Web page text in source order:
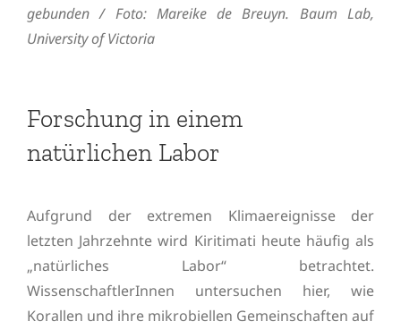
gebunden / Foto: Mareike de Breuyn. Baum Lab,
University of Victoria
Forschung in einem
natürlichen Labor
Aufgrund der extremen Klimaereignisse der
letzten Jahrzehnte wird Kiritimati heute häufig als
„natürliches Labor“ betrachtet.
WissenschaftlerInnen untersuchen hier, wie
Korallen und ihre mikrobiellen Gemeinschaften auf